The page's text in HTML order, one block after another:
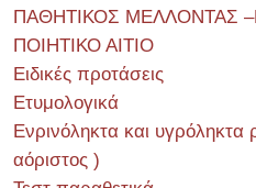
ΠΑΘΗΤΙΚΟΣ ΜΕΛΛΟΝΤΑΣ
ΠΟΙΗΤΙΚΟ ΑΙΤΙΟ
Ειδικές προτάσεις
Ετυμολογικά
Ενρινόληκτα και υγρόληκτα
αόριστος )